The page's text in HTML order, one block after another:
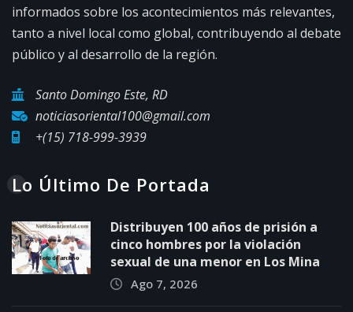
informados sobre los acontecimientos más relevantes,
tanto a nivel local como global, contribuyendo al debate
público y al desarrollo de la región.
Santo Domingo Este, RD
noticiasoriental100@gmail.com
+(15) 718-999-3939
Lo Último De Portada
Distribuyen 100 años de prisión a
cinco hombres por la violación
sexual de una menor en Los Mina
Ago 7, 2026